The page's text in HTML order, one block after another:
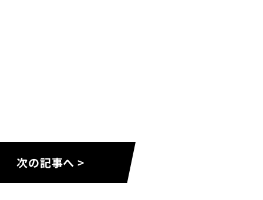
次の記事へ >